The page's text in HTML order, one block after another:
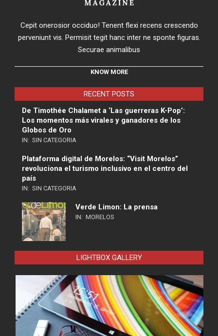
Cepit onerosior occiduo! Tenent flexi recens crescendo
perveniunt vis. Permisit tegit hanc inter ne sponte figuras.
Securae animalibus
KNOW MORE
RECENT POSTS
De Timothée Chalamet a ‘Las guerreras K-Pop’:
Los momentos más virales y ganadores de los
Globos de Oro
IN: SIN CATEGORIA
Plataforma digital de Morelos: “Visit Morelos”
revoluciona el turismo inclusivo en el centro del
país
IN: SIN CATEGORIA
Verde Limon: La prensa
IN: MORELOS
LIGHTBOX GALLERY